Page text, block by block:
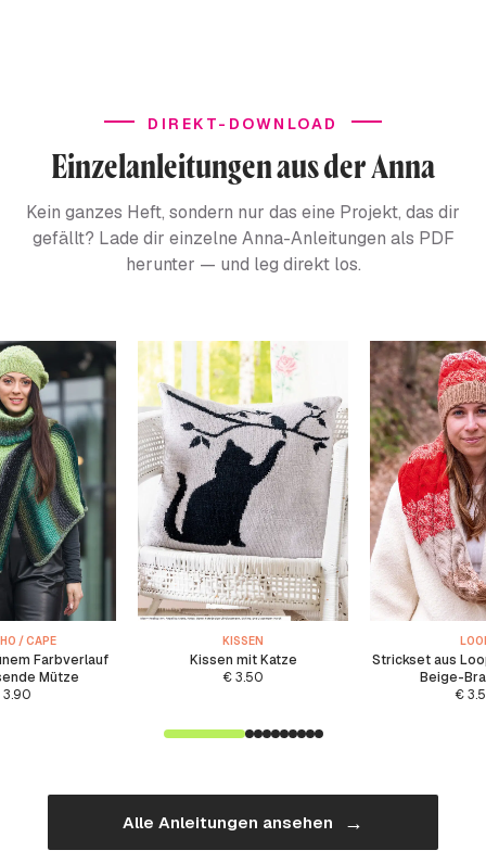
DIREKT-DOWNLOAD
Einzelanleitungen aus der Anna
Kein ganzes Heft, sondern nur das eine Projekt, das dir
gefällt? Lade dir einzelne Anna-Anleitungen als PDF
herunter — und leg direkt los.
/ CAPE
Farbverlauf
Mütze
3.90
KISSEN
Kissen mit Katze
€3.50
Strickset aus
Beige-
€
Alle Anleitungen ansehen →